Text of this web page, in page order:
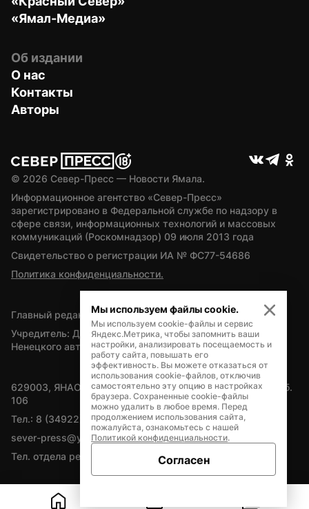
«Ямал-Медиа»
Об издании
О нас
Контакты
Авторы
© 2026 Север-Пресс — Новости Ямала.
Информационное агентство «Север-Пресс»
зарегистрировано в Федеральной службе по надзору в
сфере связи, информационных технологий и массовых
коммуникаций (Роскомнадзор) 09 июля 2013 года
Свидетельство о регистрации ИА № ФС77-54686
Политика конфиденциальности.
Главный редактор — А.Л. Поздеев
Учредитель: Департамент внутренней политики Ямало-
Ненецкого автономного округа
629003, ЯНАО, Салехард, мкр. Богдана Кнунянца, д.1, каб.
106
Тел.: 8 (34922) 71262
sever-press@yamal-media.ru
Тел. отдела рекламы: 8 (34922) 42728
Мы используем файлы cookie.
Мы используем cookie-файлы и сервис
Яндекс.Метрика, чтобы запомнить ваши
настройки, анализировать посещаемость и
работу сайта, повышать его
эффективность. Вы можете отказаться от
использования cookie-файлов, отключив
самостоятельно эту опцию в настройках
браузера. Сохраненные cookie-файлы
можно удалить в любое время. Перед
продолжением использования сайта,
пожалуйста, ознакомьтесь с нашей
Политикой конфиденциальности.
Согласен